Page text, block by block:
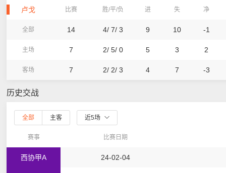
卢戈 比赛 胜/平/负 进 失 净
全部 14 4/ 7/ 3 9 10 -1
主场 7 2/ 5/ 0 5 3 2
客场 7 2/ 2/ 3 4 7 -3
历史交战
全部 主客 近5场
赛事 比赛日期
西协甲A 24-02-04